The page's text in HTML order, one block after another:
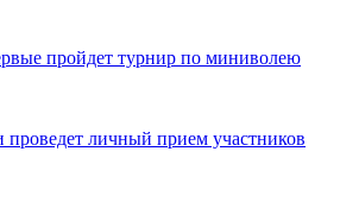
пройдет турнир по миниволею
проведет личный прием участников